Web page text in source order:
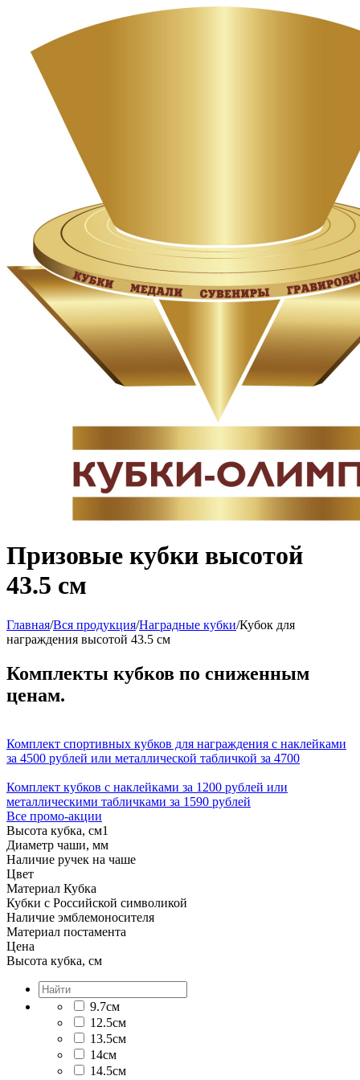
Призовые кубки высотой
43.5 см
Главная/Вся продукция/Наградные кубки/Кубок для
награждения высотой 43.5 см
Комплекты кубков по сниженным
ценам.
Комплект спортивных кубков для награждения с наклейками
за 4500 рублей или металлической табличкой за 4700
Комплект кубков с наклейками за 1200 рублей или
металлическими табличками за 1590 рублей
Все промо-акции
Высота кубка, см1
Диаметр чаши, мм
Наличие ручек на чаше
Цвет
Материал Кубка
Кубки с Российской символикой
Наличие эмблемоносителя
Материал постамента
Цена
Высота кубка, см
9.7см
12.5см
13.5см
14см
14.5см